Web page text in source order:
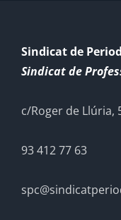
Sindicat de
Sindicat de
c/Roger de Llúria,
93 412 77 63